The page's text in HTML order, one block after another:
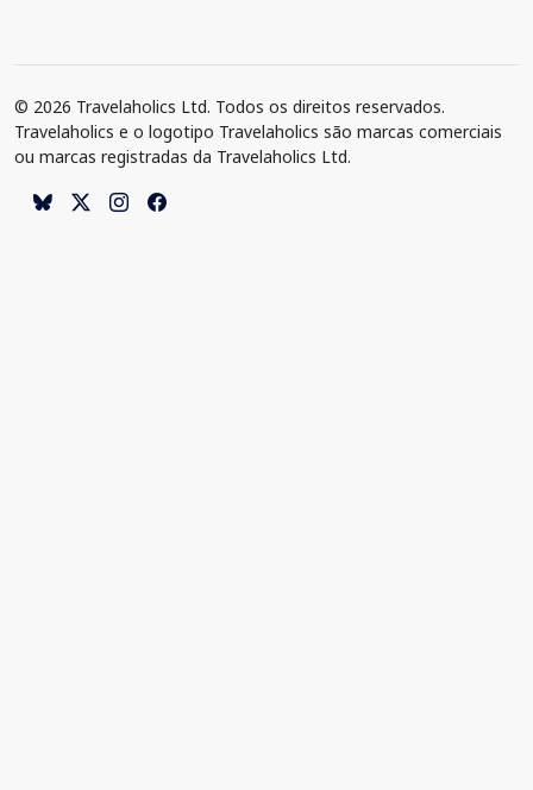
© 2026 Travelaholics Ltd. Todos os direitos reservados.
Travelaholics e o logotipo Travelaholics são marcas comerciais
ou marcas registradas da Travelaholics Ltd.